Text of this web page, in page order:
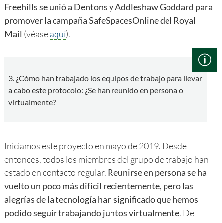
Freehills se unió a Dentons y Addleshaw Goddard para
promover la campaña SafeSpacesOnline del Royal
Mail (véaseaquí).
3. ¿Cómo han trabajado los equipos de trabajo para llevar
a cabo este protocolo: ¿Se han reunido en persona o
virtualmente?
Iniciamos este proyecto en mayo de 2019. Desde
entonces, todos los miembros del grupo de trabajo han
estado en contacto regular. Reunirse en persona se ha
vuelto un poco más difícil recientemente, pero las
alegrías de la tecnología han significado que hemos
podido seguir trabajando juntos virtualmente. De